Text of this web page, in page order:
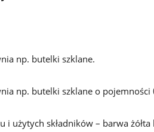
np. butelki szklane.
np. butelki szklane o pojemności
i użytych składników – barwa